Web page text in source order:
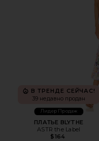
В ТРЕНДЕ СЕЙЧАС!
39 недавно продан
Лидер Продаж
ПЛАТЬЕ BLYTHE
ASTR the Label
$164